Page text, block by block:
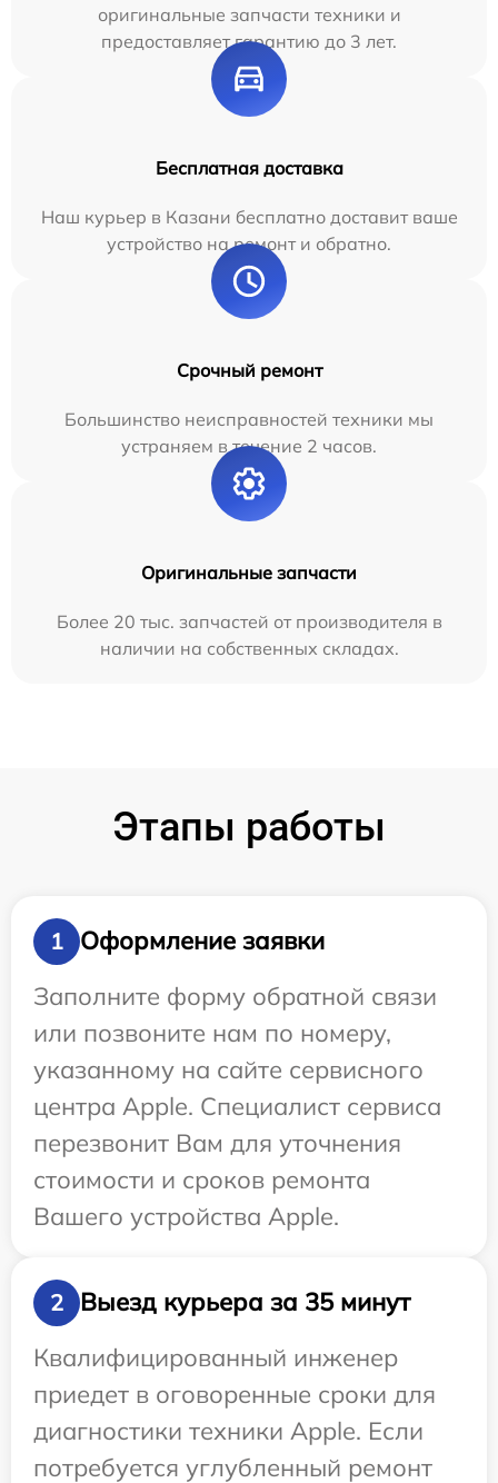
оригинальные запчасти техники и
предоставляет гарантию до 3 лет.
Бесплатная доставка
Наш курьер в Казани бесплатно доставит ваше
устройство на ремонт и обратно.
Срочный ремонт
Большинство неисправностей техники мы
устраняем в течение 2 часов.
Оригинальные запчасти
Более 20 тыс. запчастей от производителя в
наличии на собственных складах.
Этапы работы
1
Оформление заявки
Заполните форму обратной связи
или позвоните нам по номеру,
указанному на сайте сервисного
центра Apple. Специалист сервиса
перезвонит Вам для уточнения
стоимости и сроков ремонта
Вашего устройства Apple.
2
Выезд курьера за 35 минут
Квалифицированный инженер
приедет в оговоренные сроки для
диагностики техники Apple. Если
потребуется углубленный ремонт